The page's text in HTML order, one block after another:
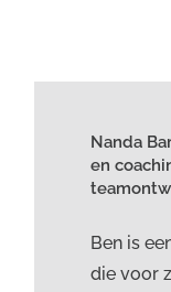
Nanda
en
Ben is
die voor